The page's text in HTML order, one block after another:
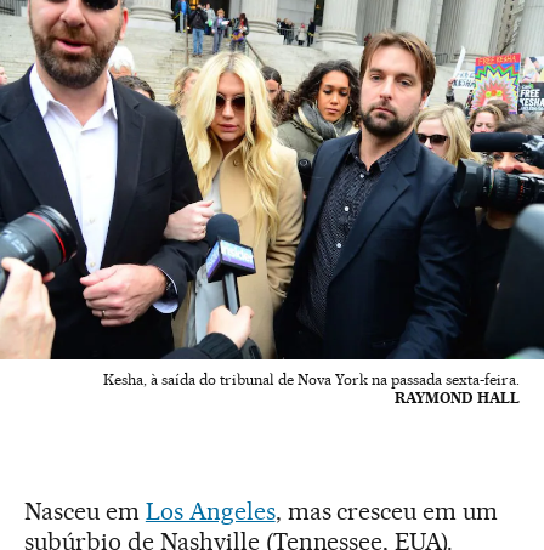
Kesha, à saída do tribunal de Nova York na passada sexta-feira.
RAYMOND HALL
Nasceu em Los Angeles, mas cresceu em um
subúrbio de Nashville (Tennessee, EUA).